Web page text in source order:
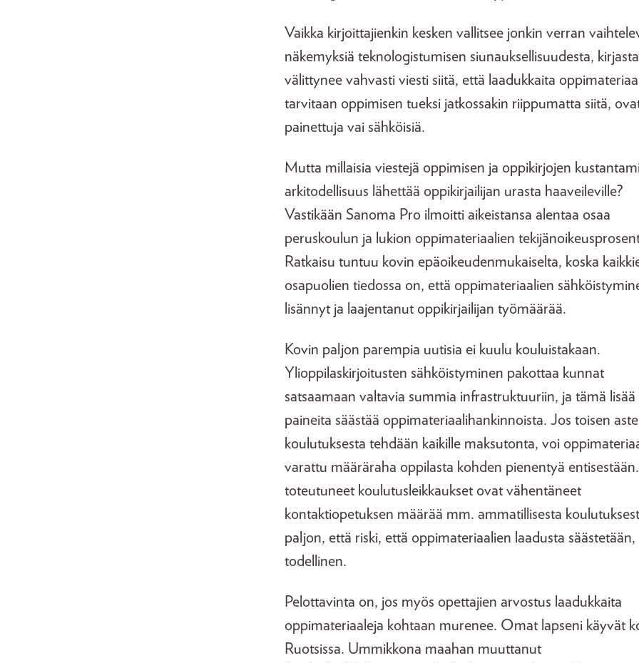
Vaikka kirjoittajienkin kesken vallitsee jonkin verran
näkemyksiä teknologistumisen siunauksellisuudesta, kirjasta
välittynee vahvasti viesti siitä, että laadukkaita
tarvitaan oppimisen tueksi jatkossakin riippumatta siitä,
painettuja vai sähköisiä.
Mutta millaisia viestejä oppimisen ja oppikirjojen
arkitodellisuus lähettää oppikirjailijan urasta haaveileville?
Vastikään Sanoma Pro ilmoitti aikeistansa alentaa osaa
peruskoulun ja lukion oppimateriaalien
Ratkaisu tuntuu kovin epäoikeudenmukaiselta, koska
osapuolien tiedossa on, että oppimateriaalien
lisännyt ja laajentanut oppikirjailijan työmäärää.
Kovin paljon parempia uutisia ei kuulu kouluistakaan.
Ylioppilaskirjoitusten sähköistyminen pakottaa kunnat
satsaamaan valtavia summia infrastruktuuriin, ja tämä lisää
paineita säästää oppimateriaalihankinnoista. Jos toisen
koulutuksesta tehdään kaikille maksutonta, voi
varattu määräraha oppilasta kohden pienentyä
toteutuneet koulutusleikkaukset ovat vähentäneet
kontaktiopetuksen määrää mm. ammatillisesta
paljon, että riski, että oppimateriaalien laadusta säästetään,
todellinen.
Pelottavinta on, jos myös opettajien arvostus laadukkaita
oppimateriaaleja kohtaan murenee. Omat lapseni käyvät
Ruotsissa. Ummikkona maahan muuttanut